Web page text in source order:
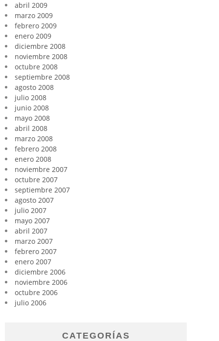
abril 2009
marzo 2009
febrero 2009
enero 2009
diciembre 2008
noviembre 2008
octubre 2008
septiembre 2008
agosto 2008
julio 2008
junio 2008
mayo 2008
abril 2008
marzo 2008
febrero 2008
enero 2008
noviembre 2007
octubre 2007
septiembre 2007
agosto 2007
julio 2007
mayo 2007
abril 2007
marzo 2007
febrero 2007
enero 2007
diciembre 2006
noviembre 2006
octubre 2006
julio 2006
CATEGORÍAS